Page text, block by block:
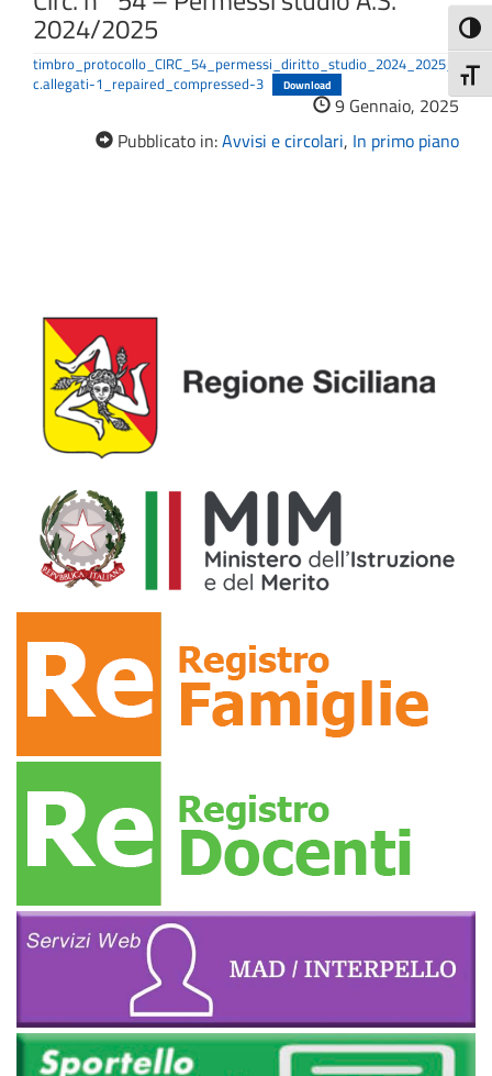
2024/2025
timbro_protocollo_CIRC_54_permessi_diritto_studio_2024_2025_
c.allegati-1_repaired_compressed-3
Download
9 Gennaio, 2025
Pubblicato in:Avvisi e circolari, In primo piano